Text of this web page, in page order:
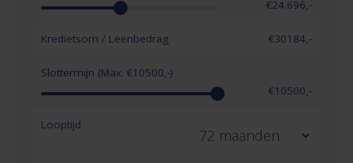
€24.696 ,-
Kredietsom / Leenbedrag €30184 ,-
Slottermijn (Max. €10500 ,-)
€10500 ,-
Looptijd